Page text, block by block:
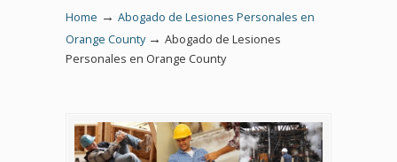
Home → Abogado de Lesiones Personales en
Orange County → Abogado de Lesiones
Personales en Orange County